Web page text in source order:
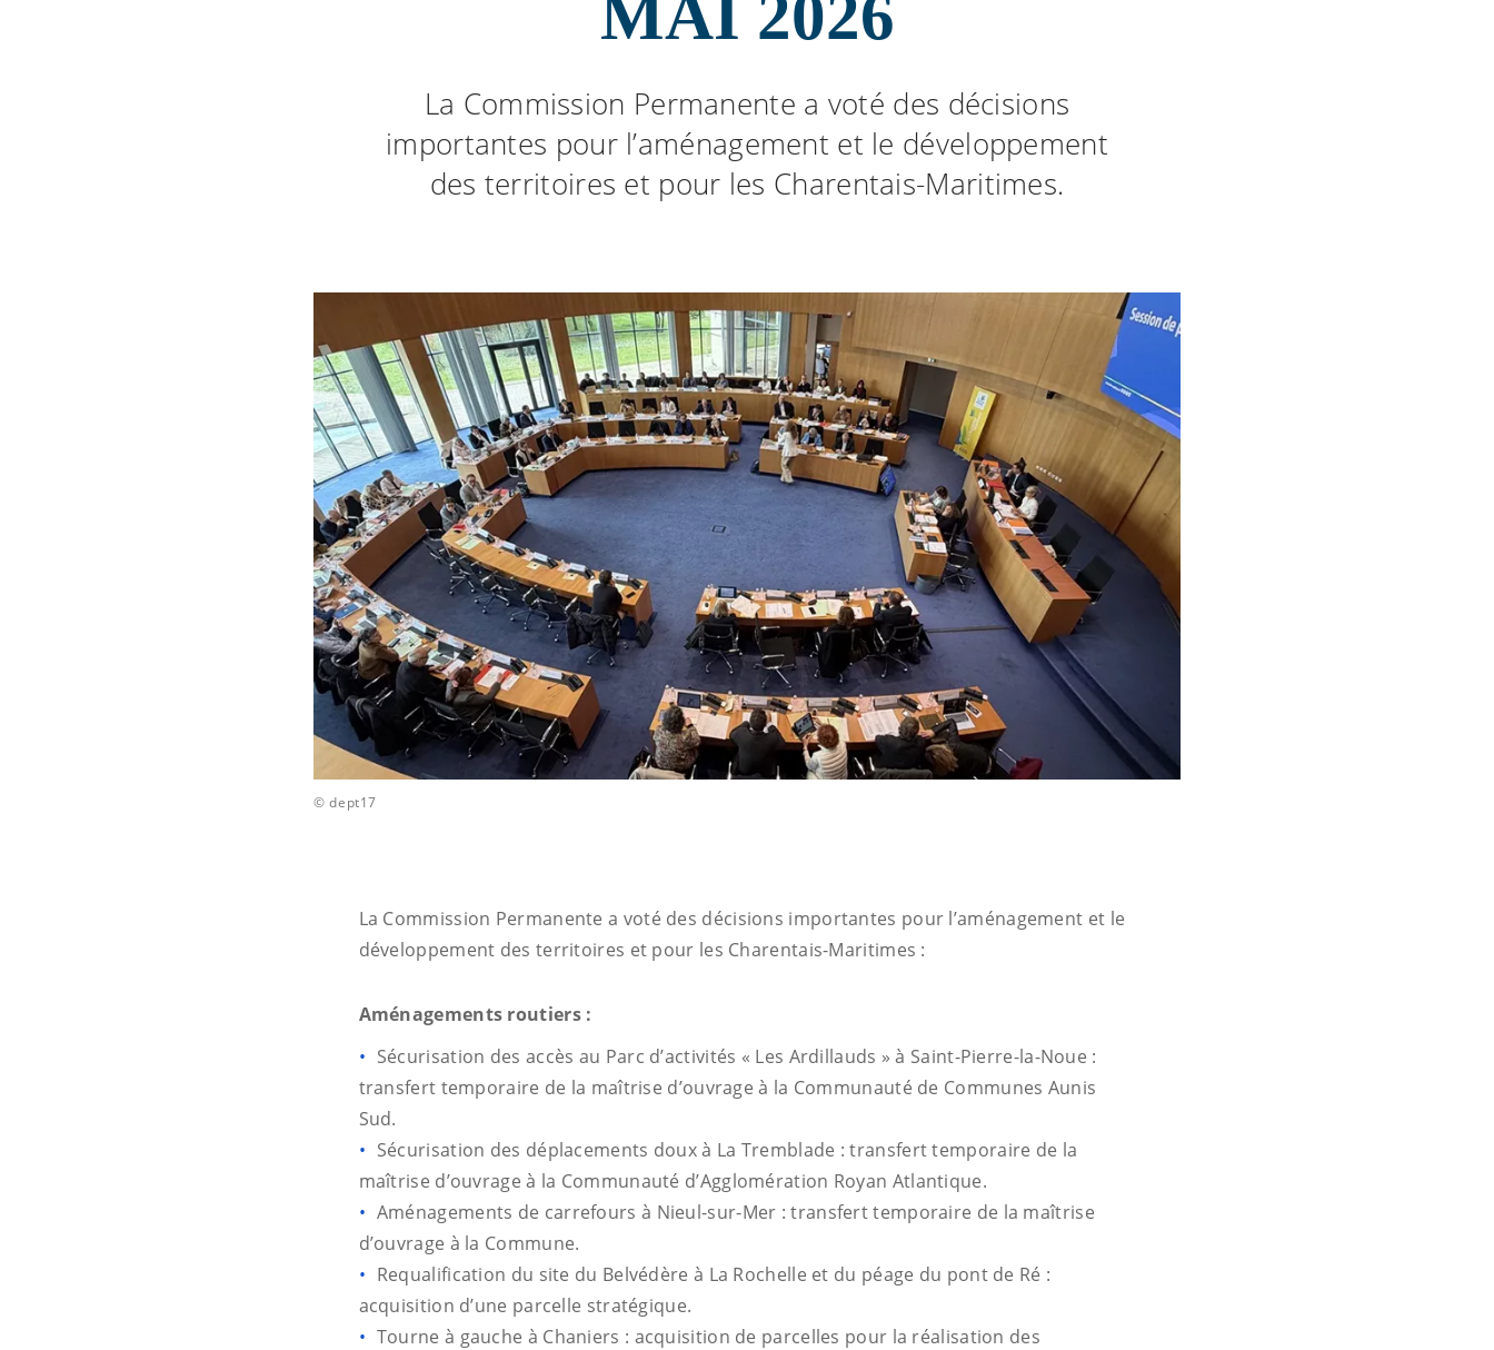
MAI 2026
La Commission Permanente a voté des décisions
importantes pour l’aménagement et le développement
des territoires et pour les Charentais-Maritimes.
© dept17
La Commission Permanente a voté des décisions importantes pour l’aménagement et le
développement des territoires et pour les Charentais-Maritimes :
Aménagements routiers :
Sécurisation des accès au Parc d’activités « Les Ardillauds » à Saint-Pierre-la-Noue :
transfert temporaire de la maîtrise d’ouvrage à la Communauté de Communes Aunis
Sud.
Sécurisation des déplacements doux à La Tremblade : transfert temporaire de la
maîtrise d’ouvrage à la Communauté d’Agglomération Royan Atlantique.
Aménagements de carrefours à Nieul-sur-Mer : transfert temporaire de la maîtrise
d’ouvrage à la Commune.
Requalification du site du Belvédère à La Rochelle et du péage du pont de Ré :
acquisition d’une parcelle stratégique.
Tourne à gauche à Chaniers : acquisition de parcelles pour la réalisation des